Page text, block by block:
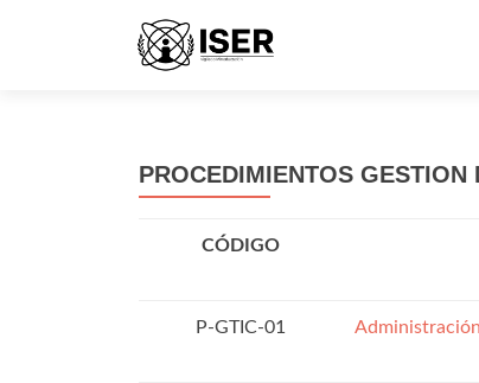
PROCEDIMIENTOS
CÓDIGO
P-GTIC-01